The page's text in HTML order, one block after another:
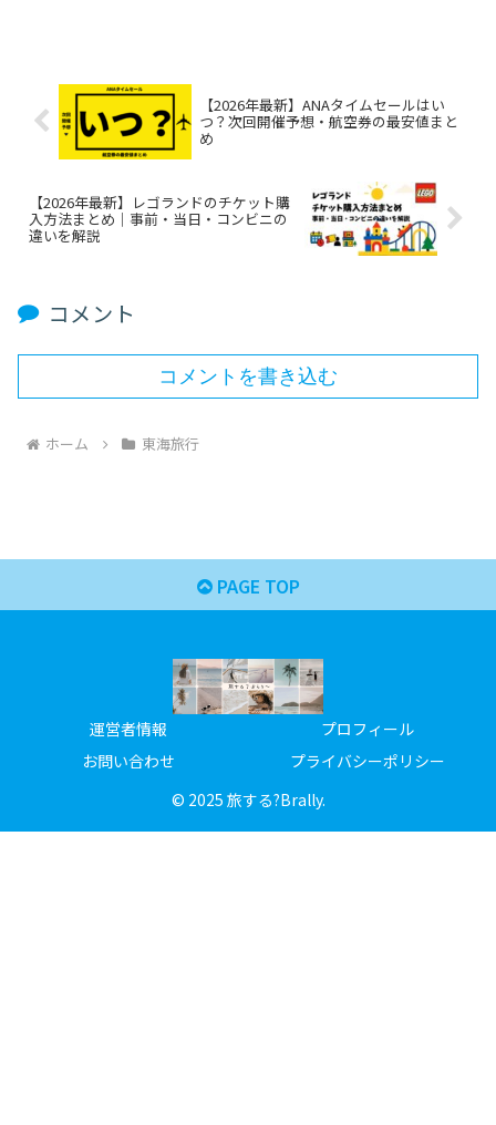
【2026年最新】ANAタイムセールはい
つ？次回開催予想・航空券の最安値まと
め
【2026年最新】レゴランドのチケット購
入方法まとめ｜事前・当日・コンビニの
違いを解説
コメント
コメントを書き込む
ホーム 東海旅行
PAGE TOP
運営者情報
プロフィール
お問い合わせ
プライバシーポリシー
© 2025 旅する?Brally.